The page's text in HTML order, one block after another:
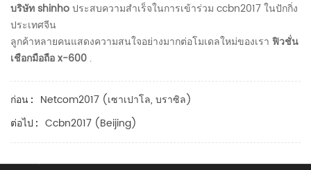
บริษัท shinhoประสบความสำเร็จในการเข้าร่วม ccbn2017 ในปักกิ่ง
ประเทศจีน
ลูกค้าหลายคนแสดงความสนใจอย่างมากต่อโมเดลใหม่ของเรา ฟิวชั่น
เชือกมือถือ x-600 .
ก่อน : Netcom2017 (เซาเปาโล, บราซิล)
ต่อไป : Ccbn2017 (Beijing)